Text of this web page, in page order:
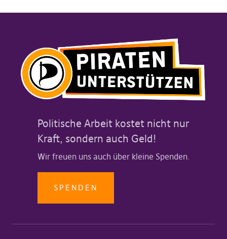
Politische Arbeit kostet nicht nur
Kraft, sondern auch Geld!
Wir freuen uns auch über kleine Spenden.
SPENDEN